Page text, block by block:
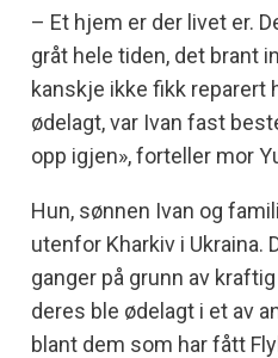
– Et hjem er der livet er.
gråt hele tiden, det brant
kanskje ikke fikk reparert
ødelagt, var Ivan fast
opp igjen», forteller mor
Hun, sønnen Ivan og
utenfor Kharkiv i Ukraina.
ganger på grunn av
deres ble ødelagt i et av
blant dem som har fått